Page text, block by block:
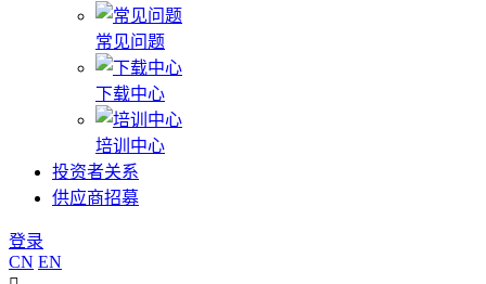
常见问题
下载中心
培训中心
投资者关系
供应商招募
登录
CN EN